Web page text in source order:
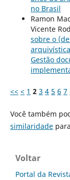
no Brasil
Ramon
Vicente
sobre o
Gestão
<< < 1 2 3 4 5 6 7
Você também
similaridade
Voltar
Portal da